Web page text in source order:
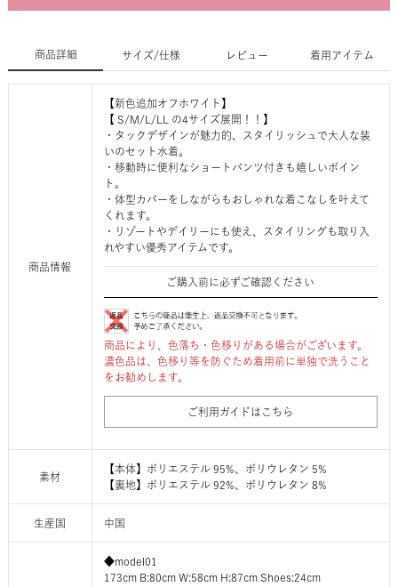
商品詳細 サイズ/仕様 レビュー 着用アイテム
商品情報
【新色追加オフホワイト】
【 S/M/L/LL の4サイズ展開！！】
・タックデザインが魅力的、スタイリッシュで大人な装
いのセット水着。
・移動時に便利なショートパンツ付きも嬉しいポイン
ト。
・体型カバーをしながらもおしゃれな着こなしを叶えて
くれます。
・リゾートやデイリーにも使え、スタイリングも取り入
れやすい優秀アイテムです。
ご購入前に必ずご確認ください
商品により、色落ち・色移りがある場合がございます。
濃色品は、色移り等を防ぐため着用前に単独で洗うこと
をお勧めします。
ご利用ガイドはこちら
素材
【本体】ポリエステル 95%、ポリウレタン 5%
【裏地】ポリエステル 92%、ポリウレタン 8%
生産国 中国
◆model01
173cm B:80cm W:58cm H:87cm Shoes:24cm